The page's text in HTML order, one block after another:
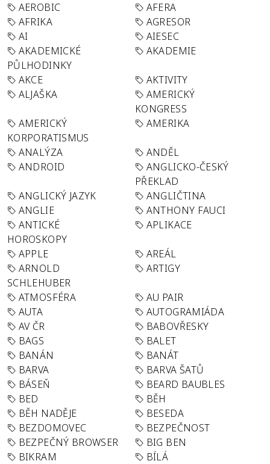
AEROBIC
AFERA
AFRIKA
AGRESOR
AI
AIESEC
AKADEMICKÉ
PŮLHODINKY
AKADEMIE
AKCE
AKTIVITY
ALJAŠKA
AMERICKÝ
KONGRESS
AMERICKÝ
KORPORATISMUS
AMERIKA
ANALÝZA
ANDĚL
ANDROID
ANGLICKO-ČESKÝ
PŘEKLAD
ANGLICKÝ JAZYK
ANGLIČTINA
ANGLIE
ANTHONY FAUCI
ANTICKÉ
HOROSKOPY
APLIKACE
APPLE
AREÁL
ARNOLD
SCHLEHUBER
ARTIGY
ATMOSFÉRA
AU PAIR
AUTA
AUTOGRAMIÁDA
AV ČR
BABOVŘESKY
BAGS
BALET
BANÁN
BANÁT
BARVA
BARVA ŠATŮ
BÁSEŇ
BEARD BAUBLES
BED
BĚH
BĚH NADĚJE
BESEDA
BEZDOMOVEC
BEZPEČNOST
BEZPEČNÝ BROWSER
BIG BEN
BIKRAM
BÍLÁ